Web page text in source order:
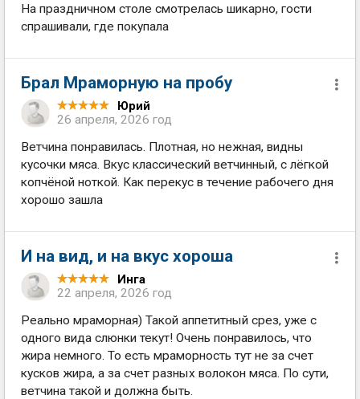
На праздничном столе смотрелась шикарно, гости
спрашивали, где покупала
Брал Мраморную на пробу
Юрий
26 апреля, 2026 год
Ветчина понравилась. Плотная, но нежная, видны
кусочки мяса. Вкус классический ветчинный, с лёгкой
копчёной ноткой. Как перекус в течение рабочего дня
хорошо зашла
И на вид, и на вкус хороша
Инга
22 апреля, 2026 год
Реально мраморная) Такой аппетитный срез, уже с
одного вида слюнки текут! Очень понравилось, что
жира немного. То есть мраморность тут не за счет
кусков жира, а за счет разных волокон мяса. По сути,
ветчина такой и должна быть.